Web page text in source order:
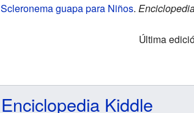
Scleronema guapa para Niños.
Última
Enciclopedia Kiddle